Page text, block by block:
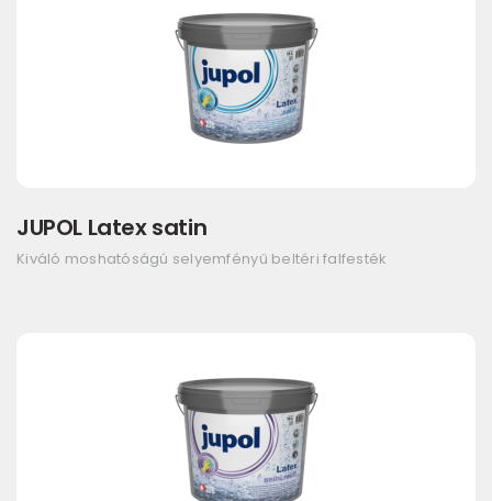
JUPOL Latex satin
Kiváló moshatóságú selyemfényű beltéri falfesték